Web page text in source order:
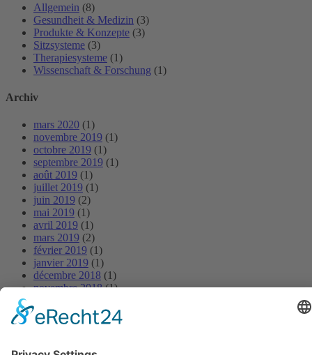
Allgemein (8)
Gesundheit & Medizin (3)
Produkte & Konzepte (3)
Sitzsysteme (3)
Therapiesysteme (1)
Wissenschaft & Forschung (1)
Archiv
mars 2020 (1)
novembre 2019 (1)
octobre 2019 (1)
septembre 2019 (1)
août 2019 (1)
juillet 2019 (1)
juin 2019 (2)
mai 2019 (1)
avril 2019 (1)
mars 2019 (2)
février 2019 (1)
janvier 2019 (1)
décembre 2018 (1)
novembre 2018(1)
septembre 2018(1)
août 2018(1)
juin 2018(1)